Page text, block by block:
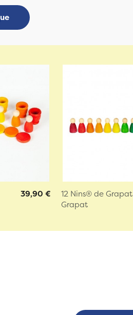
39,90 €
12 Nins® de Grapat
Grapat